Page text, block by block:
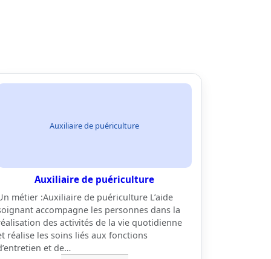
Auxiliaire de puériculture
Auxiliaire de puériculture
métier :Auxiliaire de puériculture L’aide
accompagne les personnes dans la
des activités de la vie quotidienne
réalise les soins liés aux fonctions
et de…